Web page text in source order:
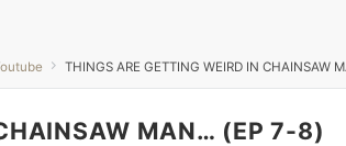
THINGS ARE GETTING WEIRD IN CHAINSAW
MAN… (EP 7-8)